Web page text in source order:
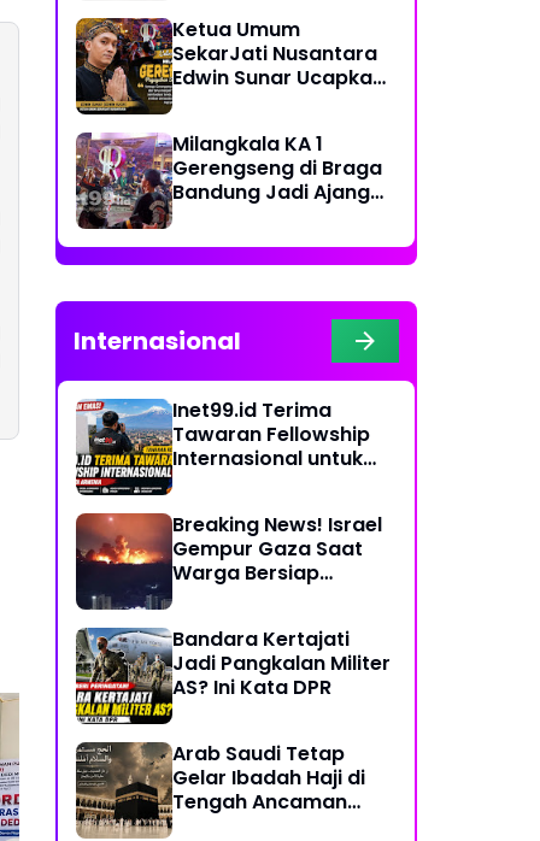
Kirab Persib vs Kirab
Ketua Umum
SekarJati Nusantara
Edwin Sunar Ucapkan
Milangkala KA 1
Gerengseng di Braga
Bandung Jadi Ajang
Budaya Sunda
Internasional
Inet99.id Terima
Tawaran Fellowship
Internasional untuk
Breaking News! Israel
Gempur Gaza Saat
Warga Bersiap
Bandara Kertajati
Jadi Pangkalan Militer
AS? Ini Kata DPR
Arab Saudi Tetap
Gelar Ibadah Haji di
Tengah Ancaman